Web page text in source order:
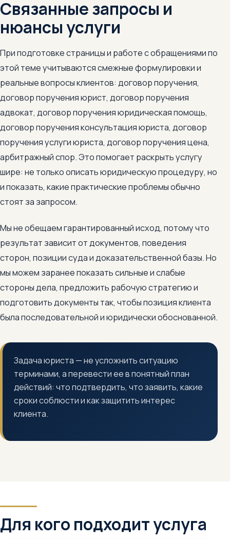
Связанные запросы и
нюансы услуги
При подготовке страницы и работе с обращениями по
этой теме учитываются смежные формулировки и
реальные вопросы клиентов: договор поручения,
договор поручения юрист, договор поручения
адвокат, договор поручения юридическая помощь,
договор поручения консультация юриста, договор
поручения услуги юриста, договор поручения цена,
арбитражный спор. Это помогает раскрыть услугу
шире: не только описать юридическую процедуру, но
и показать, какие практические проблемы обычно
стоят за запросом.
Мы не обещаем гарантированный исход, потому что
результат зависит от документов, поведения
сторон, позиции суда и доказательственной базы. Но
мы можем заранее показать сильные и слабые
стороны дела, предложить рабочую стратегию и
подготовить документы так, чтобы позиция клиента
была последовательной и юридически обоснованной.
Задача юриста — не усложнить ситуацию
терминами, а перевести ее в понятный план
действий: что подтвердить, что заявить, какие
сроки соблюсти и как защитить интерес
клиента.
Для кого подходит услуга